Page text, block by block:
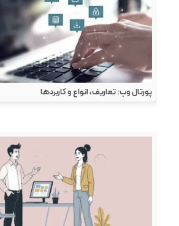
پورتال وب: تعاریف، انواع و کاربردها